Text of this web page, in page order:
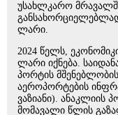
უსახლკარო
ლარი.
2024 წელს,
ლარი იქნება.
პორტის
აეროპორტების
ვაზიანი). ანაკლიის
მომავალი წლის